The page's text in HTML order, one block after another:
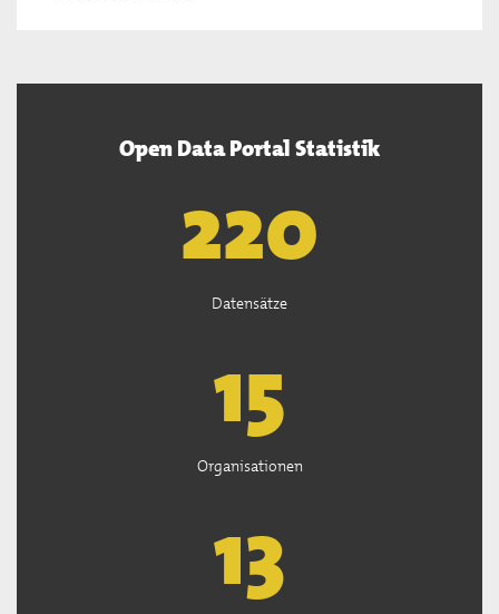
Open Data Portal Statistik
222
Datensätze
15
Organisationen
13